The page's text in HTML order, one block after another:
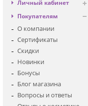
Декоративная
Для глаз
Для тела
Наборы
Детская
Личный кабинет
Вход
Регистрация
Покупателям
О компании
Сертификаты
Скидки
Новинки
Бонусы
Блог магазина
Вопросы и ответы